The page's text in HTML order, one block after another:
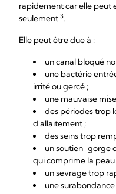
rapidement car elle peut
seulement 3.
Elle peut être due à :
un canal bloqué
une bactérie
irrité ou gercé ;
une mauvaise
des périodes trop
d'allaitement ;
des seins trop
un soutien-gorge
qui comprime la peau
un sevrage trop
une